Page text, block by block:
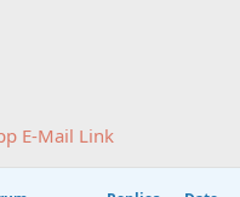
E-Mail Link